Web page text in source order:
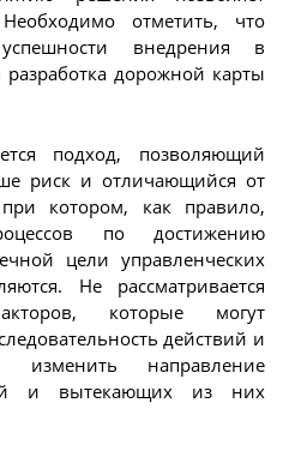
отметить, что
внедрения в
разработка дорожной карты
подход, позволяющий
риск и отличающийся от
котором, как правило,
по достижению
цели управленческих
Не рассматривается
которые могут
действий и
изменить направление
и вытекающих из них